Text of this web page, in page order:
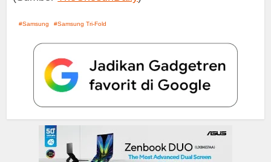
Samsung Samsung Tri-Fold